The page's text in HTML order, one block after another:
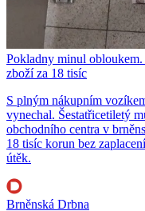
Pokladny minul
zboží za 18 tisíc
S plným nákupním
vynechal. Šestatřicetiletý
obchodního centra v
18 tisíc korun bez
útěk.
Brněnská Drbna